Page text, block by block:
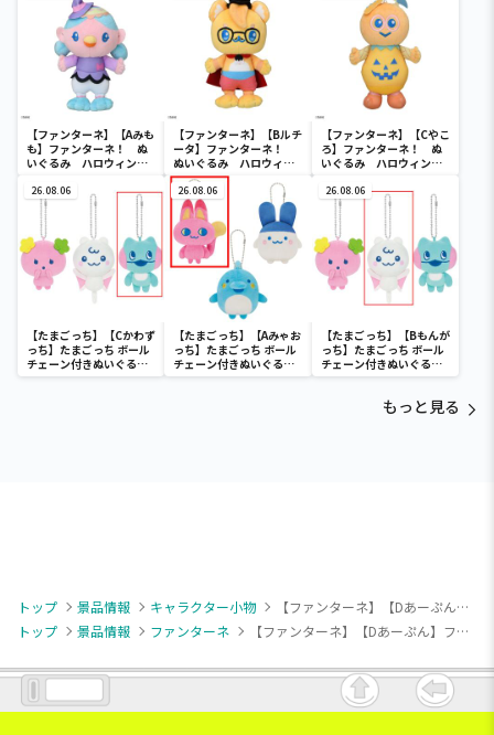
【ファンターネ】【Aみも
も】ファンターネ！ ぬ
いぐるみ ハロウィン
【ファンターネ】【Bルチ
ータ】ファンターネ！
ぬいぐるみ ハロウィン
Ver.
【ファンターネ】【Cやこ
ろ】ファンターネ！ ぬ
いぐるみ ハロウィン
26.08.06
【たまごっち】【Cかわず
っち】たまごっち ボール
チェーン付きぬいぐるみ
～Tamagotchi
26.08.06
【たまごっち】【Aみゃお
っち】たまごっち ボール
チェーン付きぬいぐるみ
～Tamagotchi
26.08.06
【たまごっち】【Bもんが
っち】たまごっち ボール
チェーン付きぬいぐるみ
～Tamagotchi
もっと見る
トップ 景品情報 キャラクター小物
【ファンターネ】【Dあーぷん】ファンターネ！ マスコット ～スマイル～
トップ
景品情報 ファンターネ 【ファンターネ】【Dあーぷん】ファンターネ！ マスコット ～スマイル～